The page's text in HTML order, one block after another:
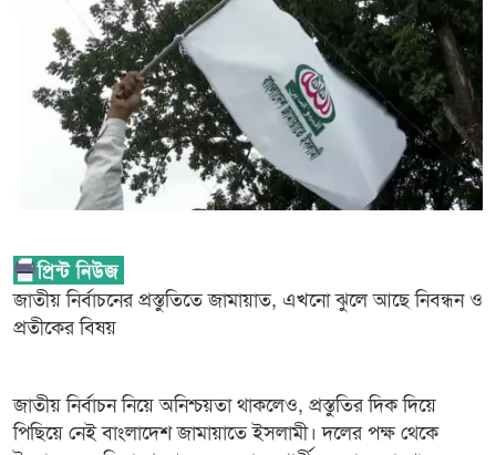
জাতীয় নির্বাচনের প্রস্তুতিতে জামায়াত, এখনো ঝুলে আছে নিবন্ধন ও
প্রতীকের বিষয়
জাতীয় নির্বাচন নিয়ে অনিশ্চয়তা থাকলেও, প্রস্তুতির দিক দিয়ে
পিছিয়ে নেই বাংলাদেশ জামায়াতে ইসলামী। দলের পক্ষ থেকে